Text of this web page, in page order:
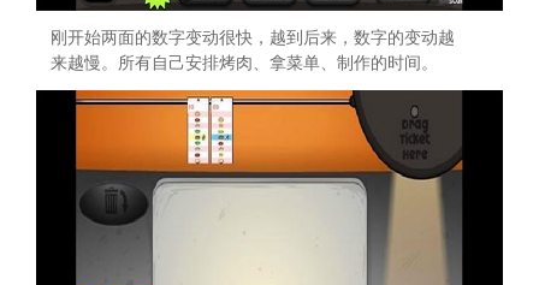
刚开始两面的数字变动很快，越到后来，数字的变动越
来越慢。所有自己安排烤肉、拿菜单、制作的时间。